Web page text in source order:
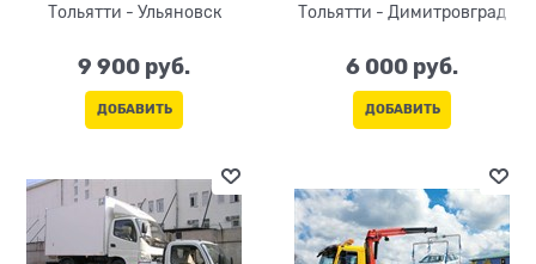
Тольятти - Ульяновск
9 900 руб.
ДОБАВИТЬ
Тольятти - Димитровград
6 000 руб.
ДОБАВИТЬ